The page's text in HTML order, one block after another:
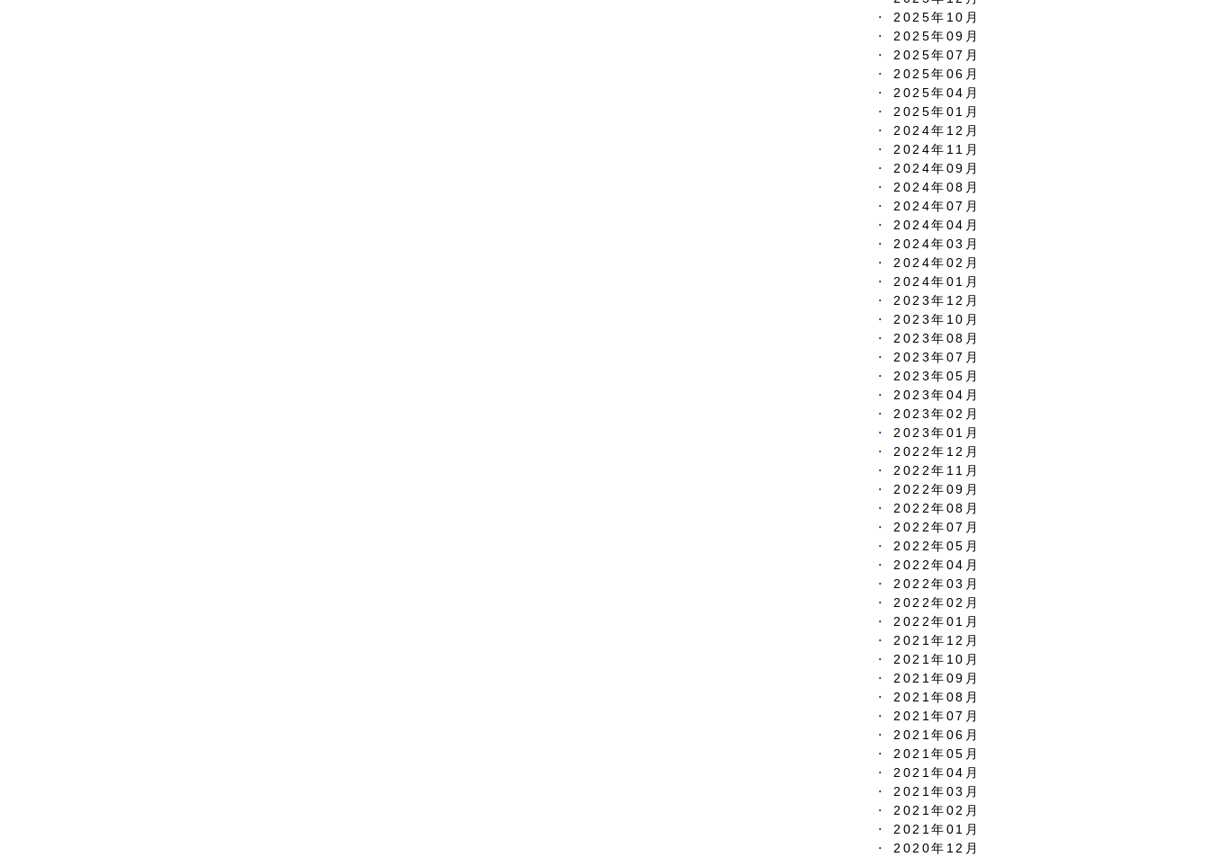
2025年10月
2025年09月
2025年07月
2025年06月
2025年04月
2025年01月
2024年12月
2024年11月
2024年09月
2024年08月
2024年07月
2024年04月
2024年03月
2024年02月
2024年01月
2023年12月
2023年10月
2023年08月
2023年07月
2023年05月
2023年04月
2023年02月
2023年01月
2022年12月
2022年11月
2022年09月
2022年08月
2022年07月
2022年05月
2022年04月
2022年03月
2022年02月
2022年01月
2021年12月
2021年10月
2021年09月
2021年08月
2021年07月
2021年06月
2021年05月
2021年04月
2021年03月
2021年02月
2021年01月
2020年12月